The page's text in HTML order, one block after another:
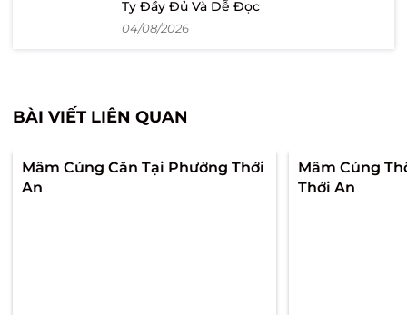
Ty Đầy Đủ Và Dễ Đọc
04/08/2026
BÀI VIẾT LIÊN QUAN
Mâm Cúng Căn Tại Phường Thới
An
Mâm Cúng
Thới An